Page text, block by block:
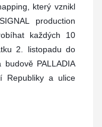
který vznikl
production
každých 10
2. listopadu do
PALLADIA
Republiky a ulice